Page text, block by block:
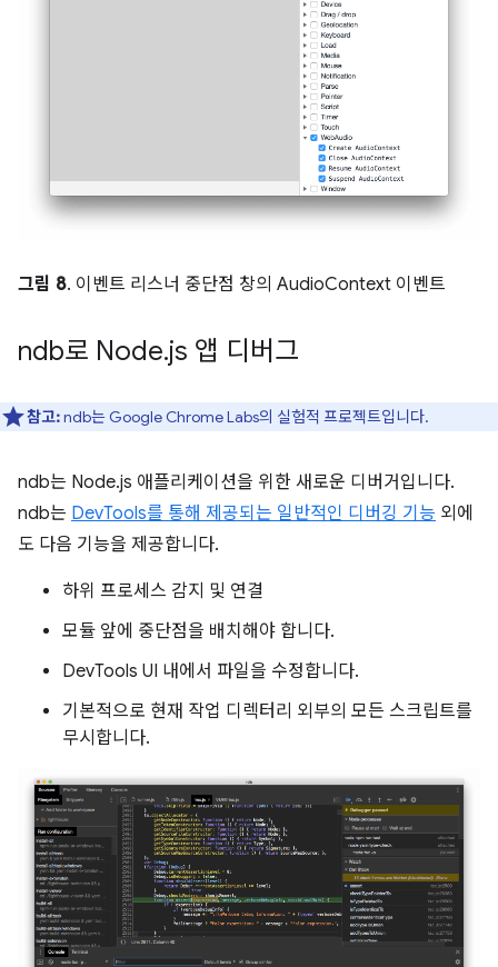
그림 8. 이벤트 리스너 중단점 창의 AudioContext 이벤트
ndb로 Node.js 앱 디버그
참고:ndb는 Google Chrome Labs의 실험적 프로젝트입니다.
ndb는 Node.js 애플리케이션을 위한 새로운 디버거입니다.
ndb는 DevTools를 통해 제공되는 일반적인 디버깅 기능 외에
도 다음 기능을 제공합니다.
하위 프로세스 감지 및 연결
모듈 앞에 중단점을 배치해야 합니다.
DevTools UI 내에서 파일을 수정합니다.
기본적으로 현재 작업 디렉터리 외부의 모든 스크립트를
무시합니다.